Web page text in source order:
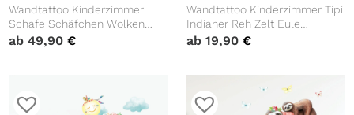
Wandtattoo Kinderzimmer
Schafe Schäfchen Wolken
Schäfchenwolken Dekoration
ab49,90€
Wandtattoo Kinderzimmer Tipi
Indianer Reh Zelt Eule
Schmetterlinge Dekoration
ab 19,90 €